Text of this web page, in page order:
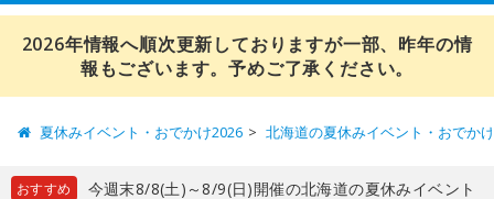
2026年情報へ順次更新しておりますが一部、昨年の情
報もございます。予めご了承ください。
夏休みイベント・おでかけ2026 北海道の夏休みイベント・おでか
おすすめ
今週末8/8(土)～8/9(日)開催の北海道の夏休みイベント